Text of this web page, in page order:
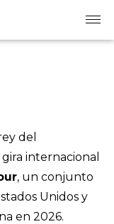
del
internacional
, un conjunto
Unidos y
en 2026.